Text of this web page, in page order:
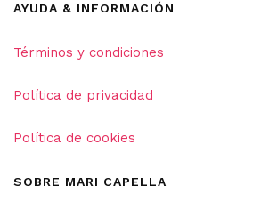
AYUDA & INFORMACIÓN
Términos y condiciones
Política de privacidad
Política de cookies
SOBRE MARI CAPELLA